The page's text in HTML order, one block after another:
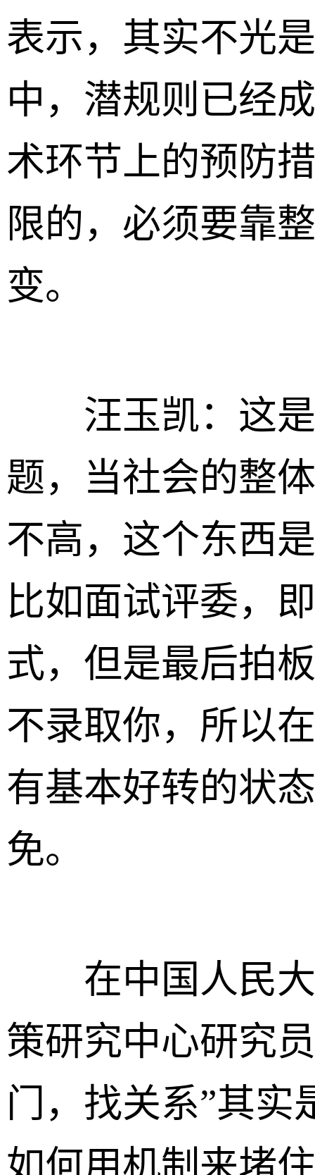
表示，其实不光
中，潜规则已经
术环节上的预防
限的，必须要靠
变。
汪玉凯：这是
题，当社会的整
不高，这个东西
比如面试评委，
式，但是最后拍
不录取你，所以
有基本好转的状
免。
在中国人民大
策研究中心研究
门，找关系”其实
如何用机制来堵